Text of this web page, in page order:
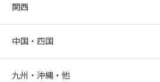
関西
中国・四国
九州・沖縄・他